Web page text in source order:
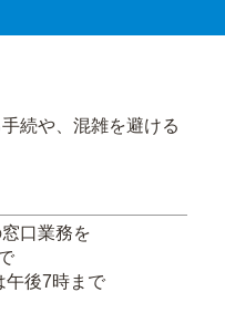
続や、混雑を避ける
口業務を
午後7時まで